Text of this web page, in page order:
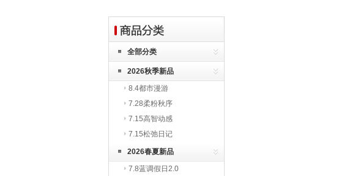
全部分类
2026秋季新品
8.4都市漫游
7.28柔粉秋序
7.15高智动感
7.15松弛日记
2026春夏新品
7.8蓝调假日2.0